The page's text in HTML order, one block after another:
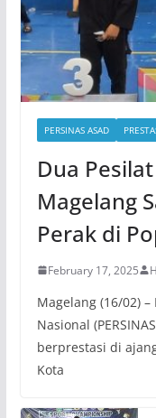
PERSINAS ASAD
Dua Pesilat
Magelang
Perak di
February 17, 2025
Magelang (16/02)
Nasional
berprestasi di
Kota